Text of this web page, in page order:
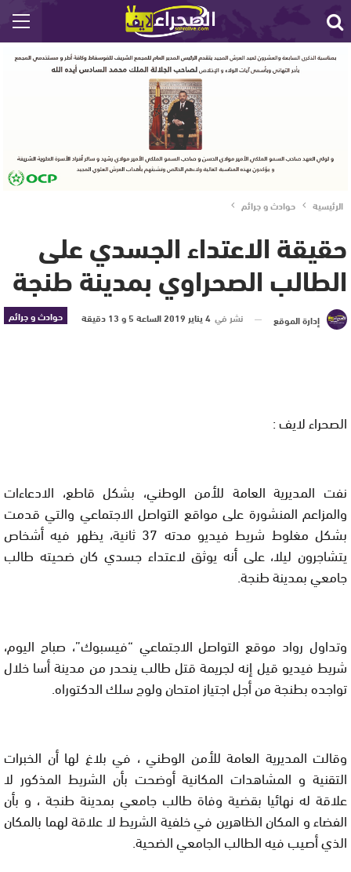
الرئيسية حوادث و جرائم
حقيقة الاعتداء الجسدي على
الطالب الصحراوي بمدينة طنجة
حوادث و جرائم إدارة الموقع نشر في 4 يناير 2019 الساعة 5 و 13 دقيقة
الصحراء لايف :
نفت المديرية العامة للأمن الوطني، بشكل قاطع، الادعاءات
والمزاعم المنشورة على مواقع التواصل الاجتماعي والتي قدمت
بشكل مغلوط شريط فيديو مدته 37 ثانية، يظهر فيه أشخاص
يتشاجرون ليلا، على أنه يوثق لاعتداء جسدي كان ضحيته طالب
جامعي بمدينة طنجة.
وتداول رواد موقع التواصل الاجتماعي “فيسبوك”، صباح اليوم،
شريط فيديو قيل إنه لجريمة قتل طالب ينحدر من مدينة أسا خلال
تواجده بطنجة من أجل اجتياز امتحان ولوج سلك الدكتوراه.
وقالت المديرية العامة للأمن الوطني ، في بلاغ لها أن الخبرات
التقنية و المشاهدات المكانية أوضحت بأن الشريط المذكور لا
علاقة له نهائيا بقضية وفاة طالب جامعي بمدينة طنجة ، و بأن
الفضاء و المكان الظاهرين في خلفية الشريط لا علاقة لهما بالمكان
الذي أصيب فيه الطالب الجامعي الضحية.